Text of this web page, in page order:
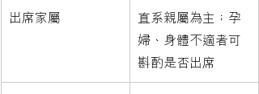
出席家屬
直系親屬為主；孕
婦、身體不適者可
斟酌是否出席